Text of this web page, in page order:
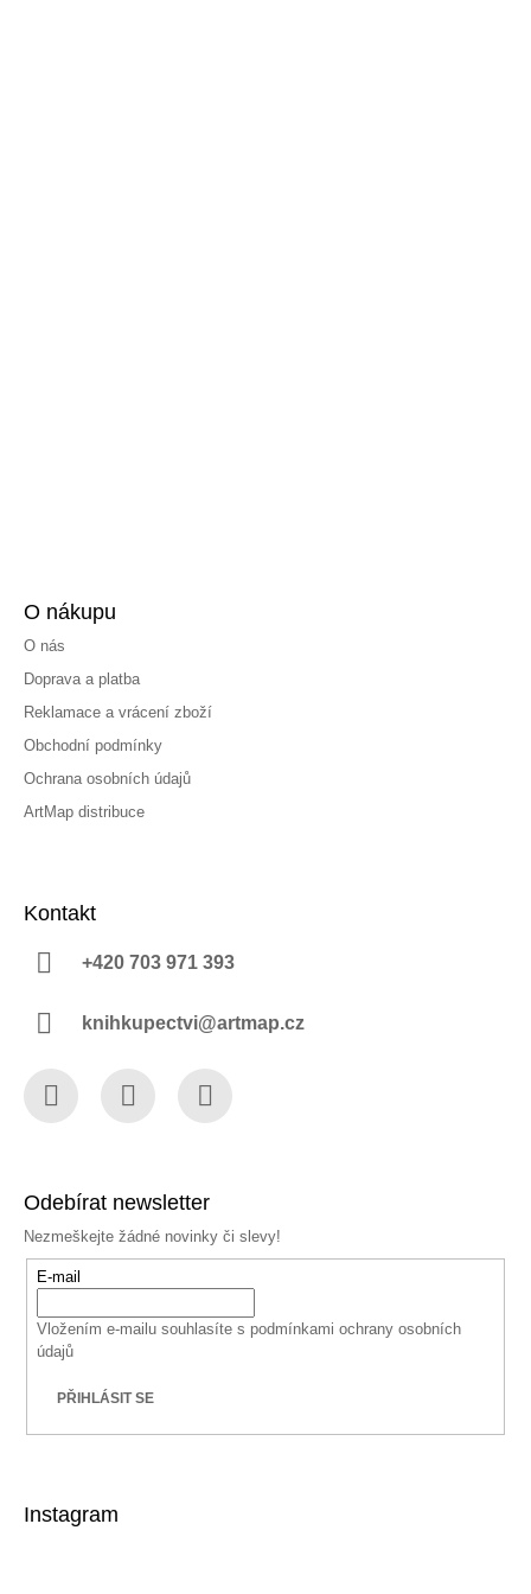
O nákupu
O nás
Doprava a platba
Reklamace a vrácení zboží
Obchodní podmínky
Ochrana osobních údajů
ArtMap distribuce
Kontakt
+420 703 971 393
knihkupectvi@artmap.cz
Odebírat newsletter
Nezmeškejte žádné novinky či slevy!
E-mail
Vložením e-mailu souhlasíte s podmínkami ochrany osobních
údajů
PŘIHLÁSIT SE
Instagram